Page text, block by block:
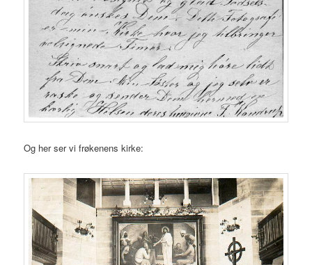
Og her ser vi frøkenens kirke: